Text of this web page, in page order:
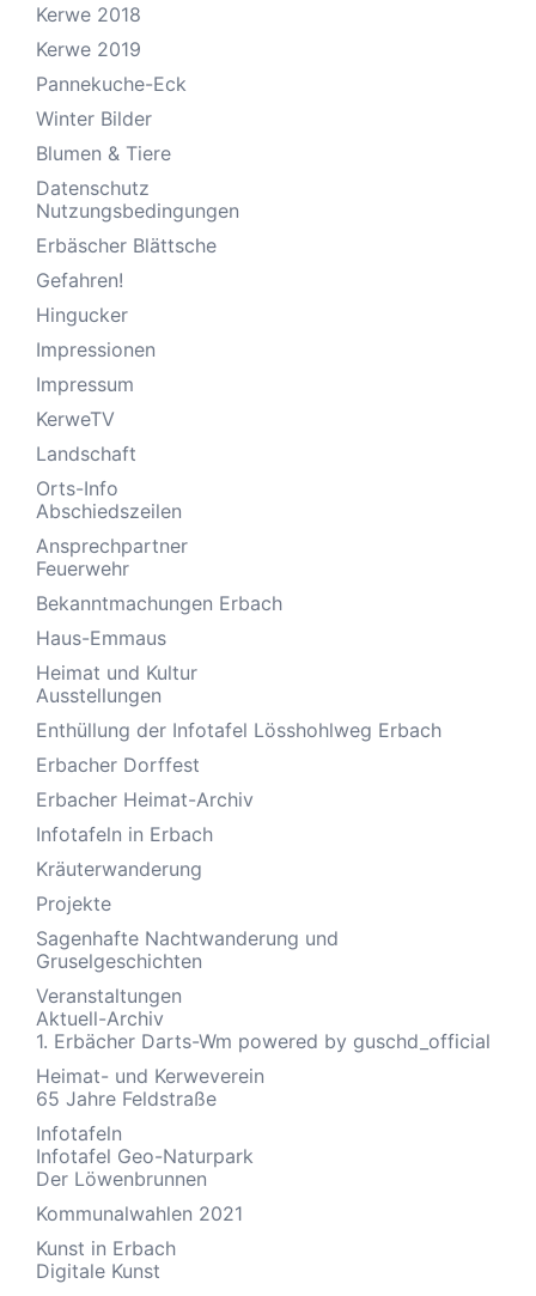
Kerwe 2018
Kerwe 2019
Pannekuche-Eck
Winter Bilder
Blumen & Tiere
Datenschutz
Nutzungsbedingungen
Erbäscher Blättsche
Gefahren!
Hingucker
Impressionen
Impressum
KerweTV
Landschaft
Orts-Info
Abschiedszeilen
Ansprechpartner
Feuerwehr
Bekanntmachungen Erbach
Haus-Emmaus
Heimat und Kultur
Ausstellungen
Enthüllung der Infotafel Lösshohlweg Erbach
Erbacher Dorffest
Erbacher Heimat-Archiv
Infotafeln in Erbach
Kräuterwanderung
Projekte
Sagenhafte Nachtwanderung und
Gruselgeschichten
Veranstaltungen
Aktuell-Archiv
1. Erbächer Darts-Wm powered by guschd_official
Heimat- und Kerweverein
65 Jahre Feldstraße
Infotafeln
Infotafel Geo-Naturpark
Der Löwenbrunnen
Kommunalwahlen 2021
Kunst in Erbach
Digitale Kunst